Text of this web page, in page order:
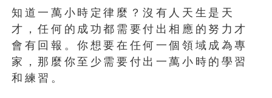
知道一萬小時定律麼？沒有人天生是天
才，任何的成功都需要付出相應的努力才
會有回報。你想要在任何一個領域成為專
家，那麼你至少需要付出一萬小時的學習
和練習。